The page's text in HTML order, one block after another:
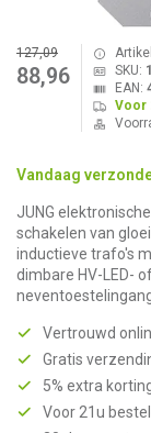
127,09
88,96
SKU:
EAN:
Voor
Vandaag
JUNG
schakelen van
inductieve trafo's
dimbare HV-LED-
Vertrouwd
Gratis
5% extra
Voor 21u